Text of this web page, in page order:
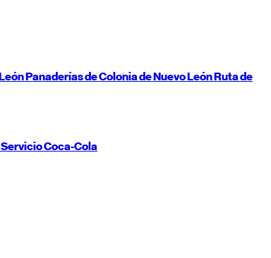
Panaderías de Colonia deNuevo LeónRuta de
Coca-Cola